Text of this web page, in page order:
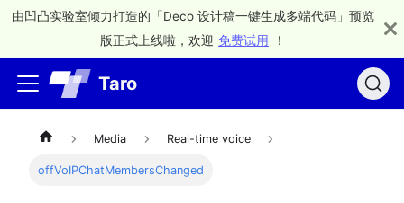
由凹凸实验室倾力打造的「Deco 设计稿一键生成多端代码」预览
版正式上线啦，欢迎 免费试用 ！
Taro
Media Real-time voice
offVoIPChatMembersChanged